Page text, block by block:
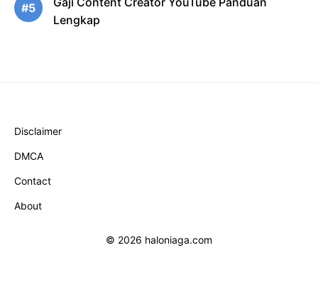
#5
Lengkap
Disclaimer
DMCA
Contact
About
© 2026 haloniaga.com